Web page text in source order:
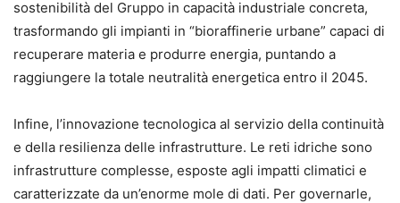
sostenibilità del Gruppo in capacità industriale concreta,
trasformando gli impianti in “bioraffinerie urbane” capaci di
recuperare materia e produrre energia, puntando a
raggiungere la totale neutralità energetica entro il 2045.
Infine, l’innovazione tecnologica al servizio della continuità
e della resilienza delle infrastrutture. Le reti idriche sono
infrastrutture complesse, esposte agli impatti climatici e
caratterizzate da un’enorme mole di dati. Per governarle,